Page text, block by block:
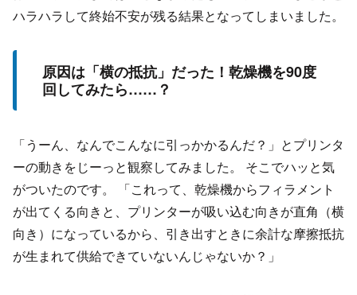
ハラハラして終始不安が残る結果となってしまいました。
原因は「横の抵抗」だった！乾燥機を90度
回してみたら……？
「うーん、なんでこんなに引っかかるんだ？」とプリンタ
ーの動きをじーっと観察してみました。 そこでハッと気
がついたのです。 「これって、乾燥機からフィラメント
が出てくる向きと、プリンターが吸い込む向きが直角（横
向き）になっているから、引き出すときに余計な摩擦抵抗
が生まれて供給できていないんじゃないか？」